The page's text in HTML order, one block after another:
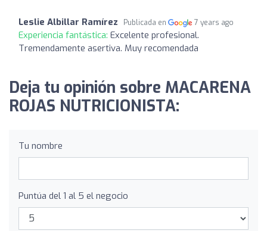
Leslie Albillar Ramírez Publicada en 7 years ago
Experiencia fantástica: Excelente profesional.
Tremendamente asertiva. Muy recomendada
Deja tu opinión sobre MACARENA
ROJAS NUTRICIONISTA:
Tu nombre
Puntúa del 1 al 5 el negocio